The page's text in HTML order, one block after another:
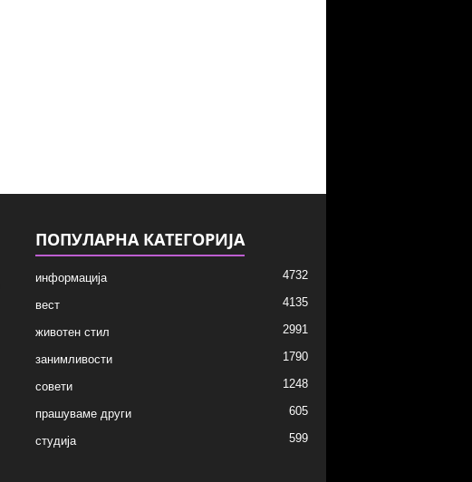
ПОПУЛАРНА КАТЕГОРИЈА
информација 4732
вест 4135
животен стил 2991
занимливости 1790
совети 1248
прашуваме други 605
студија 599